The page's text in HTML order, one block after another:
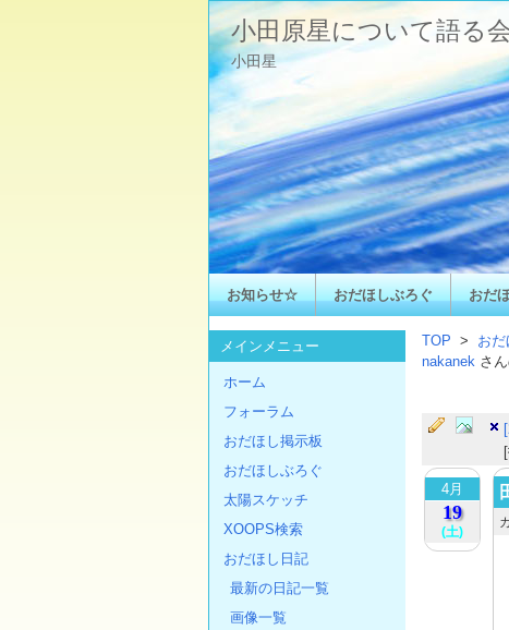
小田原星について語る
小田星
お知らせ☆ おだほしぶろぐ おだ
TOP > お
nakanek さ
4月
19
(土)
メインメニュー
ホーム
フォーラム
おだほし掲示板
おだほしぶろぐ
太陽スケッチ
XOOPS検索
おだほし日記
最新の日記一覧
画像一覧